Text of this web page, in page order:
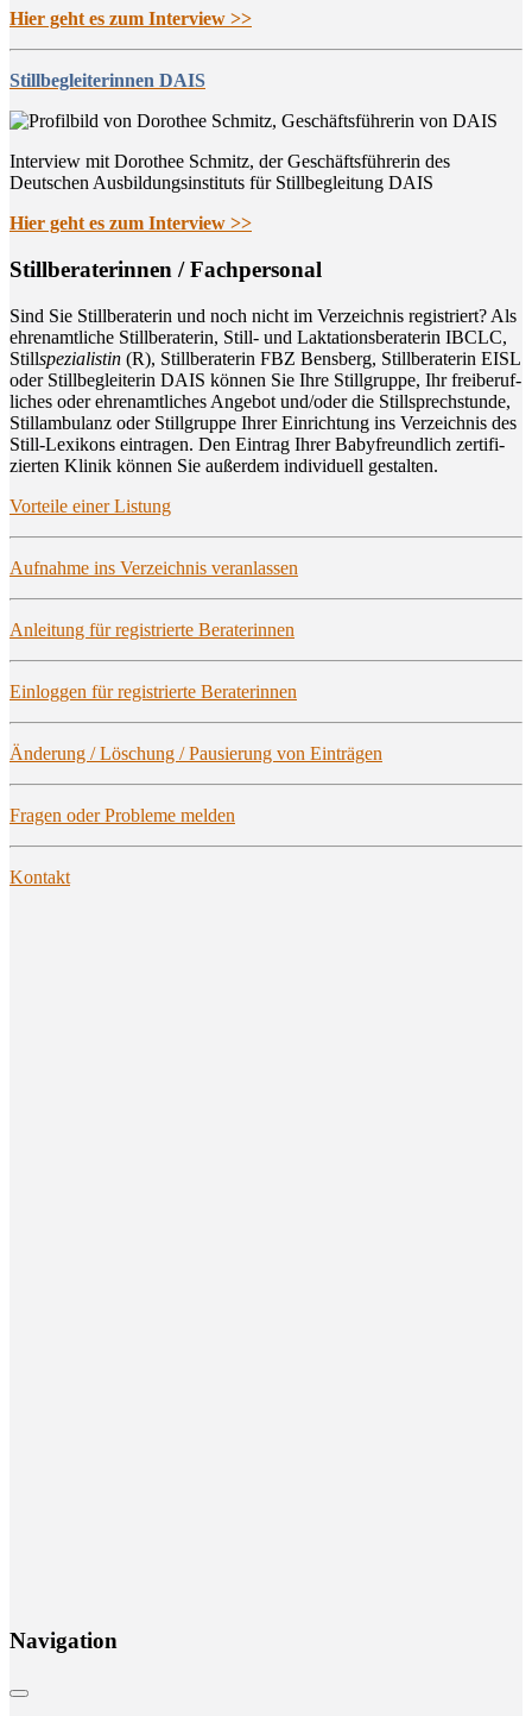
Hier geht es zum Interview >>
Stillbegleiterinnen DAIS
Interview mit Dorothee Schmitz, der Geschäftsführerin des
Deutschen Ausbildungsinstituts für Stillbegleitung DAIS
Hier geht es zum Interview >>
Still­be­ra­te­rin­nen / Fachpersonal
Sind Sie Still­be­ra­te­rin und noch nicht im Ver­zeich­nis regis­triert? Als
ehren­amt­li­che Still­be­ra­te­rin, Still- und Lak­ta­ti­ons­be­ra­te­rin IBCLC,
Stillspe­zia­lis­tin (R), Still­be­ra­te­rin FBZ Bens­berg, Still­be­ra­te­rin EISL
oder Still­be­glei­te­rin DAIS kön­nen Sie Ihre Still­grup­pe, Ihr frei­be­ruf­
li­ches oder ehren­amt­li­ches Ange­bot und/oder die Still­sprech­stun­de,
Still­am­bu­lanz oder Still­grup­pe Ihrer Ein­rich­tung ins Ver­zeich­nis des
Still-Lexi­kons ein­tra­gen. Den Ein­trag Ihrer Baby­freund­lich zer­ti­fi­
zier­ten Kli­nik kön­nen Sie außer­dem indi­vi­du­ell gestalten.
Vor­tei­le einer Listung
Auf­nah­me ins Ver­zeich­nis veranlassen
Anlei­tung für regis­trier­te Beraterinnen
Ein­log­gen für regis­trier­te Beraterinnen
Ände­rung / Löschung / Pau­sie­rung von Einträgen
Fra­gen oder Pro­ble­me melden
Kon­takt
Navi­ga­ti­on